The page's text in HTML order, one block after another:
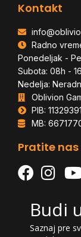
Kontakt
Radno
Ponedeljak -
Subota: 08h -
Nedelja:
Oblivion
PIB:
MB:
Pratite nas
Budi
Saznaj pre